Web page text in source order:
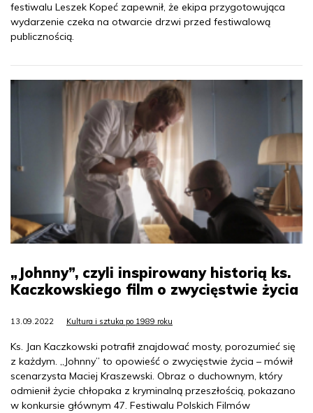
festiwalu Leszek Kopeć zapewnił, że ekipa przygotowująca
wydarzenie czeka na otwarcie drzwi przed festiwalową
publicznością.
„Johnny”, czyli inspirowany historią ks.
Kaczkowskiego film o zwycięstwie życia
13.09.2022 Kultura i sztuka po 1989 roku
Ks. Jan Kaczkowski potrafił znajdować mosty, porozumieć się
z każdym. „Johnny” to opowieść o zwycięstwie życia – mówił
scenarzysta Maciej Kraszewski. Obraz o duchownym, który
odmienił życie chłopaka z kryminalną przeszłością, pokazano
w konkursie głównym 47. Festiwalu Polskich Filmów